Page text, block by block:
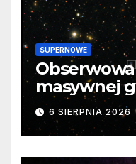
SUPERNOWE
masywnej
samego
cenne dane
6 SIERPNIA 2026